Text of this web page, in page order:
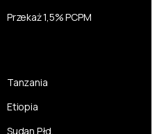
Przekaż 1,5% PCPM
Tanzania
Etiopia
Sudan Płd.